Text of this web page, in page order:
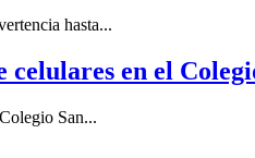
hasta...
celulares en el
San...